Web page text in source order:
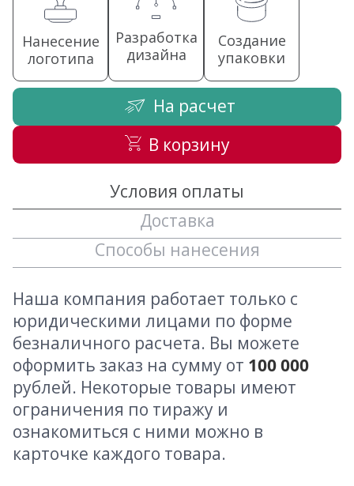
Нанесение
логотипа
Разработка
дизайна
Создание
упаковки
На расчет
В корзину
Условия оплаты
Доставка
Способы нанесения
Наша компания работает только с
юридическими лицами по форме
безналичного расчета. Вы можете
оформить заказ на сумму от 100 000
рублей. Некоторые товары имеют
ограничения по тиражу и
ознакомиться с ними можно в
карточке каждого товара.